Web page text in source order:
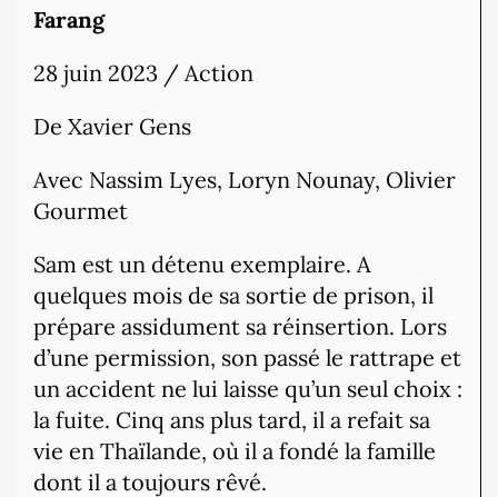
Farang
28 juin 2023 / Action
De Xavier Gens
Avec Nassim Lyes, Loryn Nounay, Olivier
Gourmet
Sam est un détenu exemplaire. A
quelques mois de sa sortie de prison, il
prépare assidument sa réinsertion. Lors
d’une permission, son passé le rattrape et
un accident ne lui laisse qu’un seul choix :
la fuite. Cinq ans plus tard, il a refait sa
vie en Thaïlande, où il a fondé la famille
dont il a toujours rêvé.